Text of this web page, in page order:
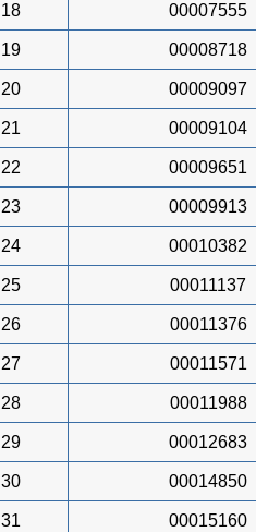
18 00007555
19 00008718
20 00009097
21 00009104
22 00009651
23 00009913
24 00010382
25 00011137
26 00011376
27 00011571
28 00011988
29 00012683
30 00014850
31 00015160